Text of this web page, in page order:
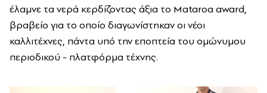
έλαμνε τα νερά κερδίζοντας άξια το Mataroa award,
βραβείο για το οποίο διαγωνίστηκαν οι νέοι
καλλιτέχνες, πάντα υπό την εποπτεία του ομώνυμου
περιοδικού - πλατφόρμα τέχνης.